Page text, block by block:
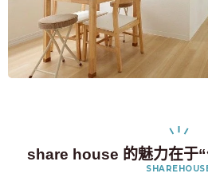
share house 的魅力在于“